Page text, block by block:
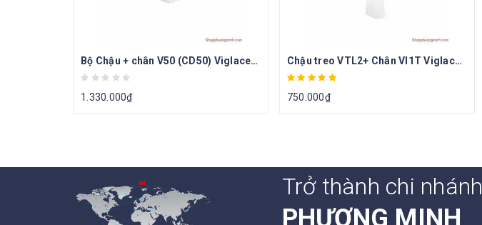
Bộ Chậu + chân V50 (CD50) Viglacera
1.330.000₫
Chậu treo VTL2+ Chân VI1T Viglacera
750.000₫
Trở thành chi nhánh
PHƯƠNG MINH